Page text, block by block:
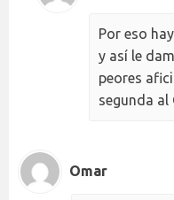
Por eso
y así le
peores
segunda al
Omar